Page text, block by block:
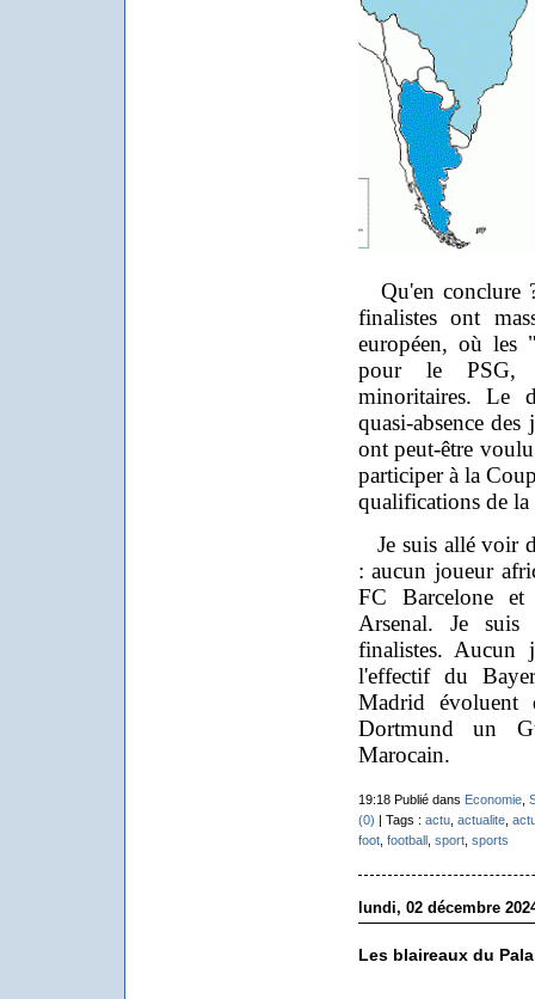
Qu'en conclure
finalistes ont
européen, où les
pour le PSG,
minoritaires. Le
quasi-absence
ont peut-être
participer à la
qualifications de
Je suis allé voir
: aucun joueur
FC Barcelone
Arsenal. Je suis
finalistes. Aucun
l'effectif du
Madrid évoluent
Dortmund un
Marocain.
19:18 Publié dans Economie,
(0) | Tags : actu, actualite,
foot, football, sport, sports
lundi, 02 décembre
Les blaireaux du